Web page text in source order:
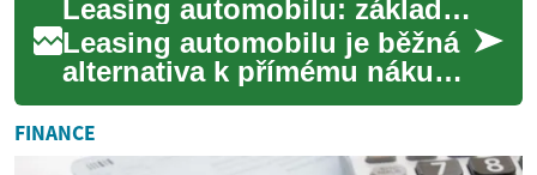
městech po celém světě.
Nab...
Leasing automobilu: základní přehled a rozhodnutí
Leasing automobilu je běžná
alternativa k přímému nákupu
vozidla, která umožňuje řídit
nové auto bez velké
počáteční ...
FINANCE